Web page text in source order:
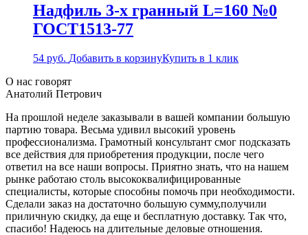
Надфиль 3-х гранный L=160 №0
ГОСТ1513-77
54 руб. Добавить в корзинуКупить в 1 клик
О нас говорят
Анатолий Петрович
На прошлой неделе заказывали в вашей компании большую
партию товара. Весьма удивил высокий уровень
профессионализма. Грамотный консультант смог подсказать
все действия для приобретения продукции, после чего
ответил на все наши вопросы. Приятно знать, что на нашем
рынке работаю столь высококвалифицированные
специалисты, которые способны помочь при необходимости.
Сделали заказ на достаточно большую сумму,получили
приличную скидку, да еще и бесплатную доставку. Так что,
спасибо! Надеюсь на длительные деловые отношения.